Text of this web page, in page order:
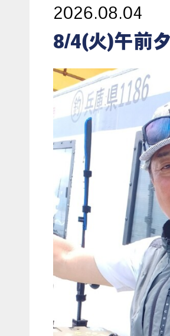
2026.08.04
8/4(火)午前